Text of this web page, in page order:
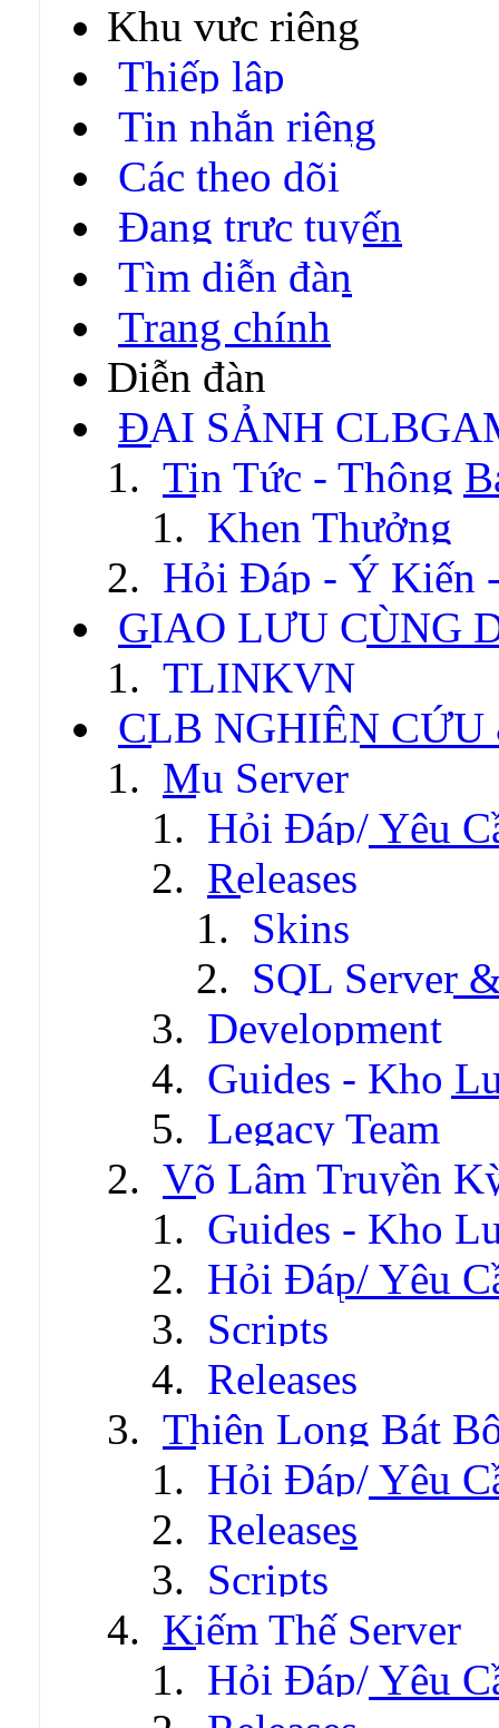
Khu vực riêng
Thiếp lập
Tin nhắn riêng
Các theo dõi
Đang trực tuyến
Tìm diễn đàn
Trang chính
Diễn đàn
ĐẠI SẢNH
Tin Tức - Thông
Khen Thưởng
Hỏi Đáp - Ý Kiến
GIAO LƯU CÙNG
TLINKVN
CLB NGHIÊN
Mu Server
Hỏi Đáp/ Yêu
Releases
Skins
SQL Server
Development
Guides - Kho
Legacy Team
Võ Lâm Truyền
Guides - Kho
Hỏi Đáp/ Yêu
Scripts
Releases
Thiên Long Bát
Hỏi Đáp/ Yêu
Releases
Scripts
Kiếm Thế Server
Hỏi Đáp/ Yêu